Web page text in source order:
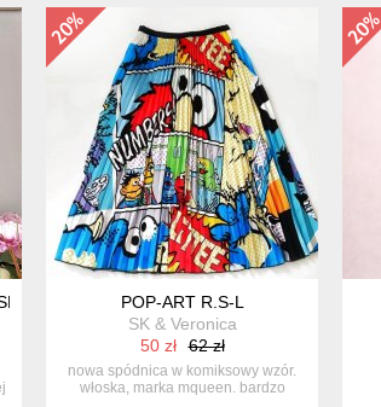
POP-ART R.S-L
SK & Veronica
50 zł
62 zł
nowa spódnica w komiksowy wzór.
włoska, marka mqueen. bardzo